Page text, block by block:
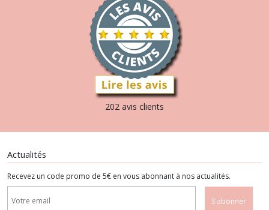
202 avis clients
Actualités
Recevez un code promo de 5€ en vous abonnant à nos actualités.
S'abonner